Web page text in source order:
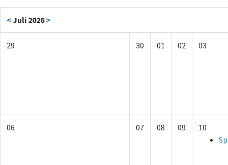
<Juli 2026>
29 30 01 02 03
06 07 08 09
10